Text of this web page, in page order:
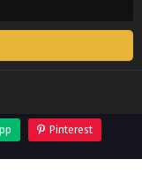
Pinterest